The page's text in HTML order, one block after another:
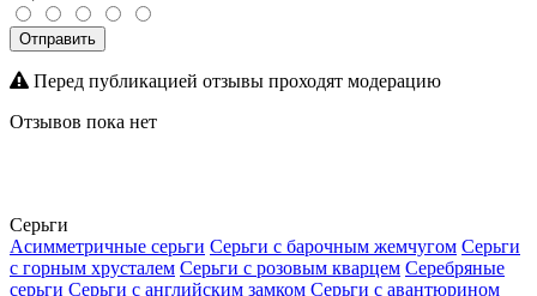
Отправить
Перед публикацией отзывы проходят модерацию
Отзывов пока нет
Серьги
Асимметричные серьги Серьги с барочным жемчугом Серьги
с горным хрусталем Серьги с розовым кварцем Серебряные
серьги Серьги с английским замком Серьги с авантюрином